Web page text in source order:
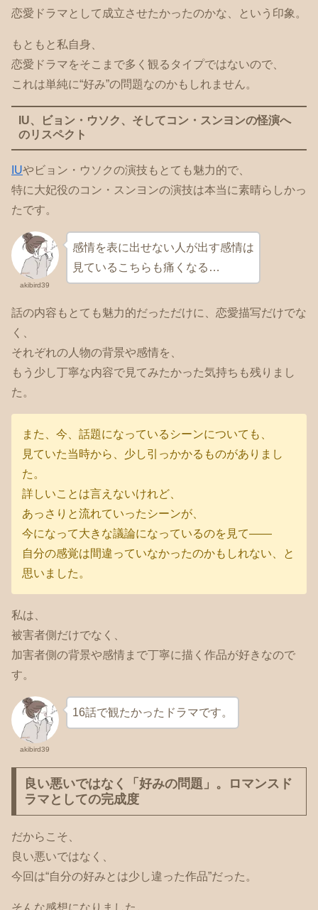
恋愛ドラマとして成立させたかったのかな、という印象。
もともと私自身、
恋愛ドラマをそこまで多く観るタイプではないので、
これは単純に“好み”の問題なのかもしれません。
IU、ビョン・ウソク、そしてコン・スンヨンの怪演へ
のリスペクト
IUやビョン・ウソクの演技もとても魅力的で、
特に大妃役のコン・スンヨンの演技は本当に素晴らしかっ
たです。
akibird39
感情を表に出せない人が出す感情は
見ているこちらも痛くなる…
話の内容もとても魅力的だっただけに、恋愛描写だけでな
く、
それぞれの人物の背景や感情を、
もう少し丁寧な内容で見てみたかった気持ちも残りまし
た。
また、今、話題になっているシーンについても、
見ていた当時から、少し引っかかるものがありまし
た。
詳しいことは言えないけれど、
あっさりと流れていったシーンが、
今になって大きな議論になっているのを見て——
自分の感覚は間違っていなかったのかもしれない、と
思いました。
私は、
被害者側だけでなく、
加害者側の背景や感情まで丁寧に描く作品が好きなので
す。
akibird39
16話で観たかったドラマです。
良い悪いではなく「好みの問題」。ロマンスド
ラマとしての完成度
だからこそ、
良い悪いではなく、
今回は“自分の好みとは少し違った作品”だった。